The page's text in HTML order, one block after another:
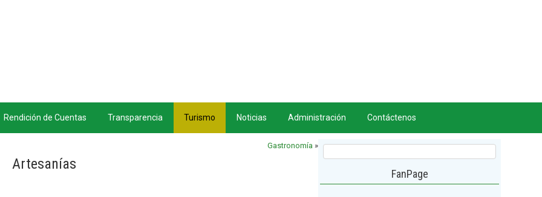
Rendición de Cuentas Transparencia Turismo Noticias Administración Contáctenos
Gastronomía »
Artesanías
FanPage